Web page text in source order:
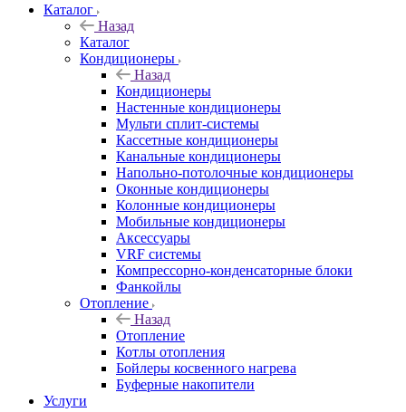
Каталог
Назад
Каталог
Кондиционеры
Назад
Кондиционеры
Настенные кондиционеры
Мульти сплит-системы
Кассетные кондиционеры
Канальные кондиционеры
Напольно-потолочные кондиционеры
Оконные кондиционеры
Колонные кондиционеры
Мобильные кондиционеры
Аксессуары
VRF системы
Компрессорно-конденсаторные блоки
Фанкойлы
Отопление
Назад
Отопление
Котлы отопления
Бойлеры косвенного нагрева
Буферные накопители
Услуги